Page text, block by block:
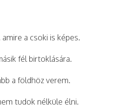
amire a csoki is képes.
fél birtoklására.
a földhöz verem.
tudok nélküle élni.